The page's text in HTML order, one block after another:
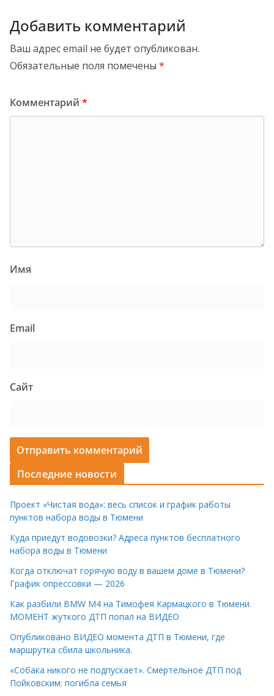
Добавить комментарий
Ваш адрес email не будет опубликован.
Обязательные поля помечены *
Комментарий *
Имя
Email
Сайт
Последние новости
Проект «Чистая вода»: весь список и график работы
пунктов набора воды в Тюмени
Куда приедут водовозки? Адреса пунктов бесплатного
набора воды в Тюмени
Когда отключат горячую воду в вашем доме в Тюмени?
График опрессовки — 2026
Как разбили BMW M4 на Тимофея Кармацкого в Тюмени.
МОМЕНТ жуткого ДТП попал на ВИДЕО
Опубликовано ВИДЕО момента ДТП в Тюмени, где
маршрутка сбила школьника.
«Собака никого не подпускает». Смертельное ДТП под
Пойковским: погибла семья